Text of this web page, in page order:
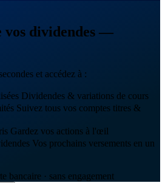
vos dividendes —
et accédez à :
Dividendes & variations de cours
Suivez tous vos comptes titres &
Gardez vos actions à l'œil
Vos prochains versements en un
bancaire · sans engagement